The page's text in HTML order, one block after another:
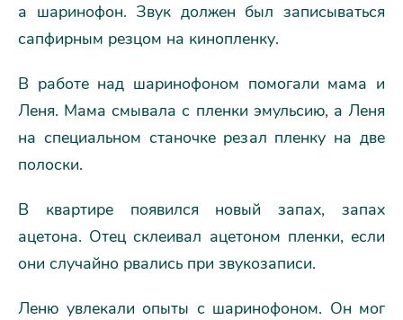
а шаринофон. Звук должен был записываться
сапфирным резцом на кинопленку.
В работе над шаринофоном помогали мама и
Леня. Мама смывала с пленки эмульсию, а Леня
на специальном станочке резал пленку на две
полоски.
В квартире появился новый запах, запах
ацетона. Отец склеивал ацетоном пленки, если
они случайно рвались при звукозаписи.
Леню увлекали опыты с шаринофоном. Он мог